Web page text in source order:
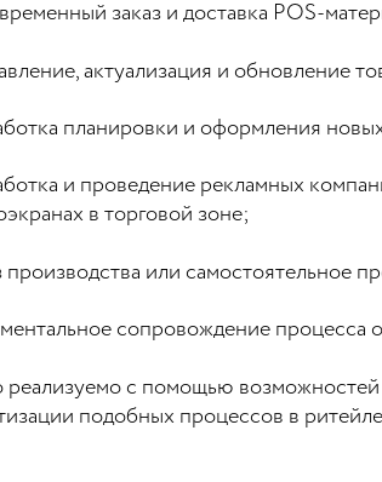
заказ и доставка POS-
актуализация и обновление
планировки и оформления
и проведение рекламных
в торговой зоне;
производства или самостоятельное
сопровождение процесса
реализуемо с помощью
подобных процессов в